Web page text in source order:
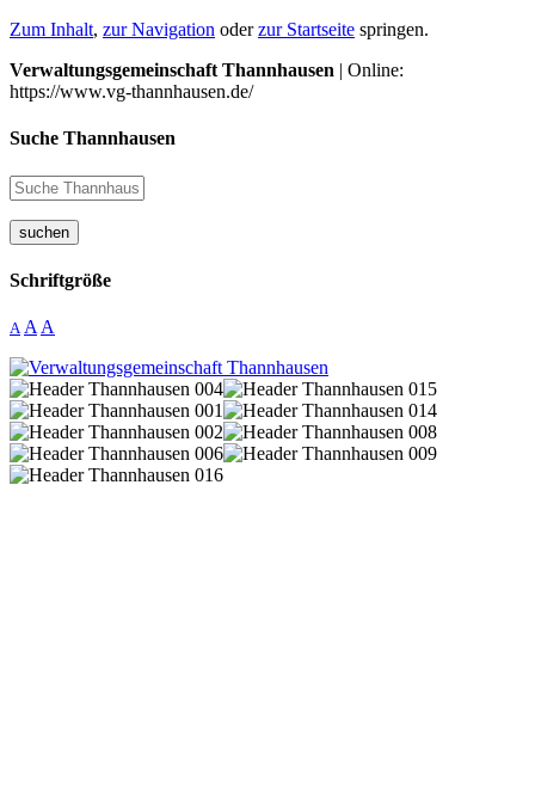
Zum Inhalt, zur Navigation oderzur Startseite springen.
Verwaltungsgemeinschaft Thannhausen | Online:
https://www.vg-thannhausen.de/
Suche Thannhausen
suchen
Schriftgröße
A A A